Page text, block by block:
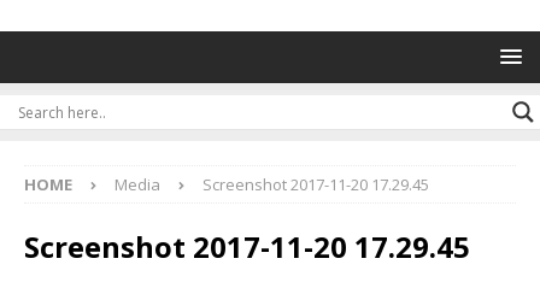
HOME Media Screenshot 2017-11-20 17.29.45
Screenshot 2017-11-20 17.29.45